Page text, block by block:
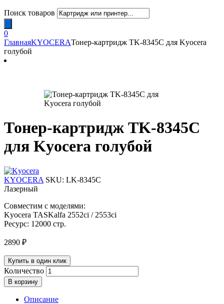
Поиск товаров
0
ГлавнаяKYOCERAТонер-картридж TK-8345C для Kyocera
голубой
Тонер-картридж TK-8345C
для Kyocera голубой
KYOCERA SKU: LK-8345C
Лазерный
Совместим с моделями:
Kyocera TASKalfa 2552ci / 2553ci
Ресурс: 12000 стр.
2890 ₽
Купить в один клик
Количество
В корзину
Описание